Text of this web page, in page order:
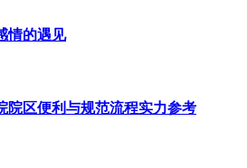
情的遇见
院区便利与规范流程实力参考